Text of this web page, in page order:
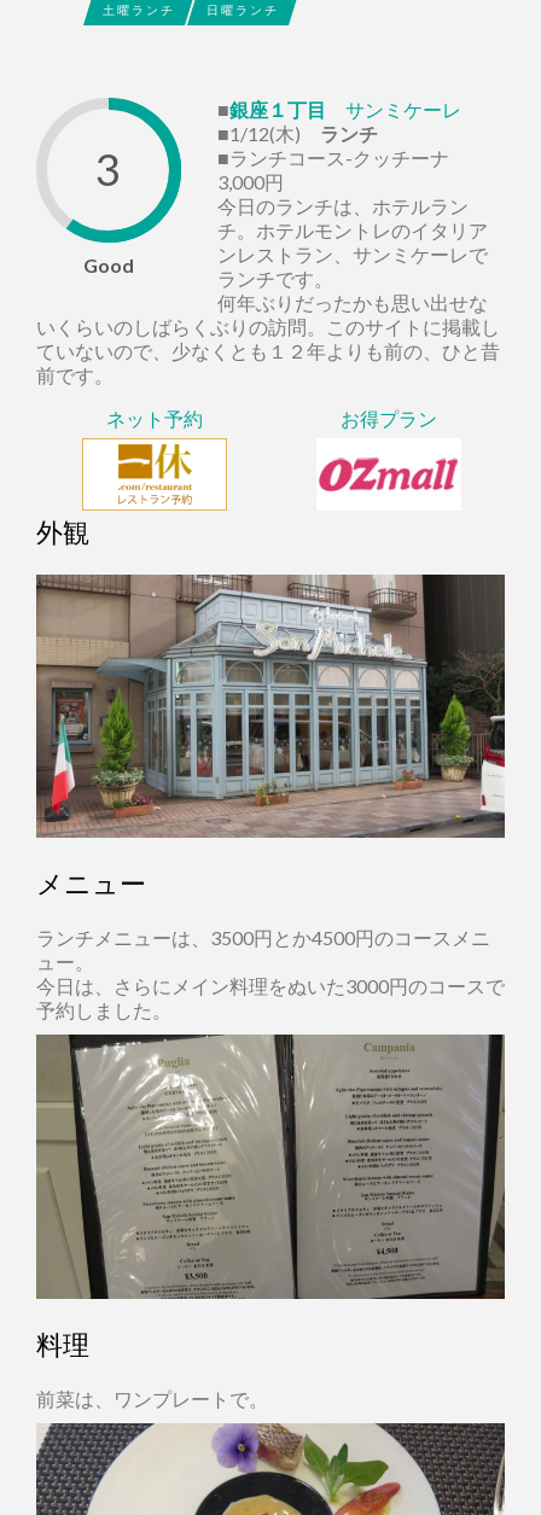
土曜ランチ 日曜ランチ
3
Good
■銀座１丁目
サンミケーレ
■1/12(木) ランチ
■ランチコース-クッチーナ
3,000円
今日のランチは、ホテルラン
チ。ホテルモントレのイタリア
ンレストラン、サンミケーレで
ランチです。
何年ぶりだったかも思い出せな
いくらいのしばらくぶりの訪問。このサイトに掲載し
ていないので、少なくとも１２年よりも前の、ひと昔
前です。
ネット予約
お得プラン
外観
メニュー
ランチメニューは、3500円とか4500円のコースメニ
ュー。
今日は、さらにメイン料理をぬいた3000円のコースで
予約しました。
料理
前菜は、ワンプレートで。